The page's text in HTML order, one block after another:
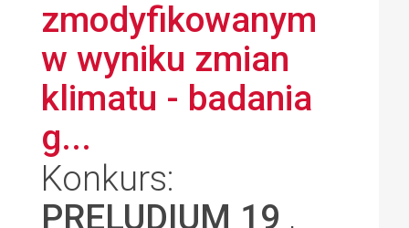
zmodyfikowanym
w wyniku zmian
klimatu - badania
g...
Konkurs:
PRELUDIUM 19 ,